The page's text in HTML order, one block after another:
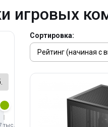
игровых
тыс.
Сортировка: